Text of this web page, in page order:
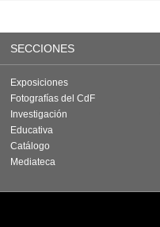
SECCIONES
Exposiciones
Fotografías del CdF
Investigación
Educativa
Catálogo
Mediateca